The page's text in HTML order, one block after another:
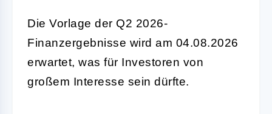
Die Vorlage der Q2 2026-
Finanzergebnisse wird am 04.08.2026
erwartet, was für Investoren von
großem Interesse sein dürfte.